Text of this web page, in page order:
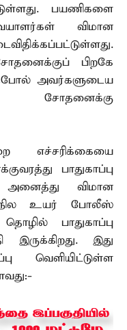
பயணிகளை
விமான
பிறகே
அவர்களுடைய
சோதனைக்கு
எச்சரிக்கையை
பாதுகாப்பு
விமான
உயர் போலீஸ்
பாதுகாப்பு
இருக்கிறது. இது
வெளியிட்டுள்ள